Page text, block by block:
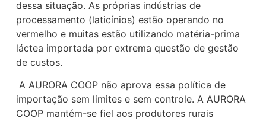
dessa situação. As próprias indústrias de
processamento (laticínios) estão operando no
vermelho e muitas estão utilizando matéria-prima
láctea importada por extrema questão de gestão
de custos.
A AURORA COOP não aprova essa política de
importação sem limites e sem controle. A AURORA
COOP mantém-se fiel aos produtores rurais